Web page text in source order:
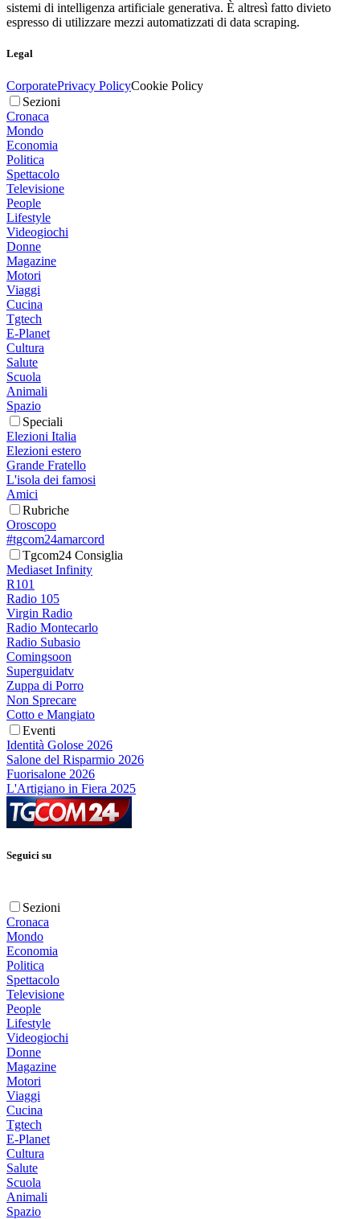
sistemi di intelligenza artificiale generativa. È altresì fatto divieto
espresso di utilizzare mezzi automatizzati di data scraping.
Legal
CorporatePrivacy PolicyCookie Policy
Sezioni
Cronaca
Mondo
Economia
Politica
Spettacolo
Televisione
People
Lifestyle
Videogiochi
Donne
Magazine
Motori
Viaggi
Cucina
Tgtech
E-Planet
Cultura
Salute
Scuola
Animali
Spazio
Speciali
Elezioni Italia
Elezioni estero
Grande Fratello
L'isola dei famosi
Amici
Rubriche
Oroscopo
#tgcom24amarcord
Tgcom24 Consiglia
Mediaset Infinity
R101
Radio 105
Virgin Radio
Radio Montecarlo
Radio Subasio
Comingsoon
Superguidatv
Zuppa di Porro
Non Sprecare
Cotto e Mangiato
Eventi
Identità Golose 2026
Salone del Risparmio 2026
Fuorisalone 2026
L'Artigiano in Fiera 2025
Seguici su
Sezioni
Cronaca
Mondo
Economia
Politica
Spettacolo
Televisione
People
Lifestyle
Videogiochi
Donne
Magazine
Motori
Viaggi
Cucina
Tgtech
E-Planet
Cultura
Salute
Scuola
Animali
Spazio